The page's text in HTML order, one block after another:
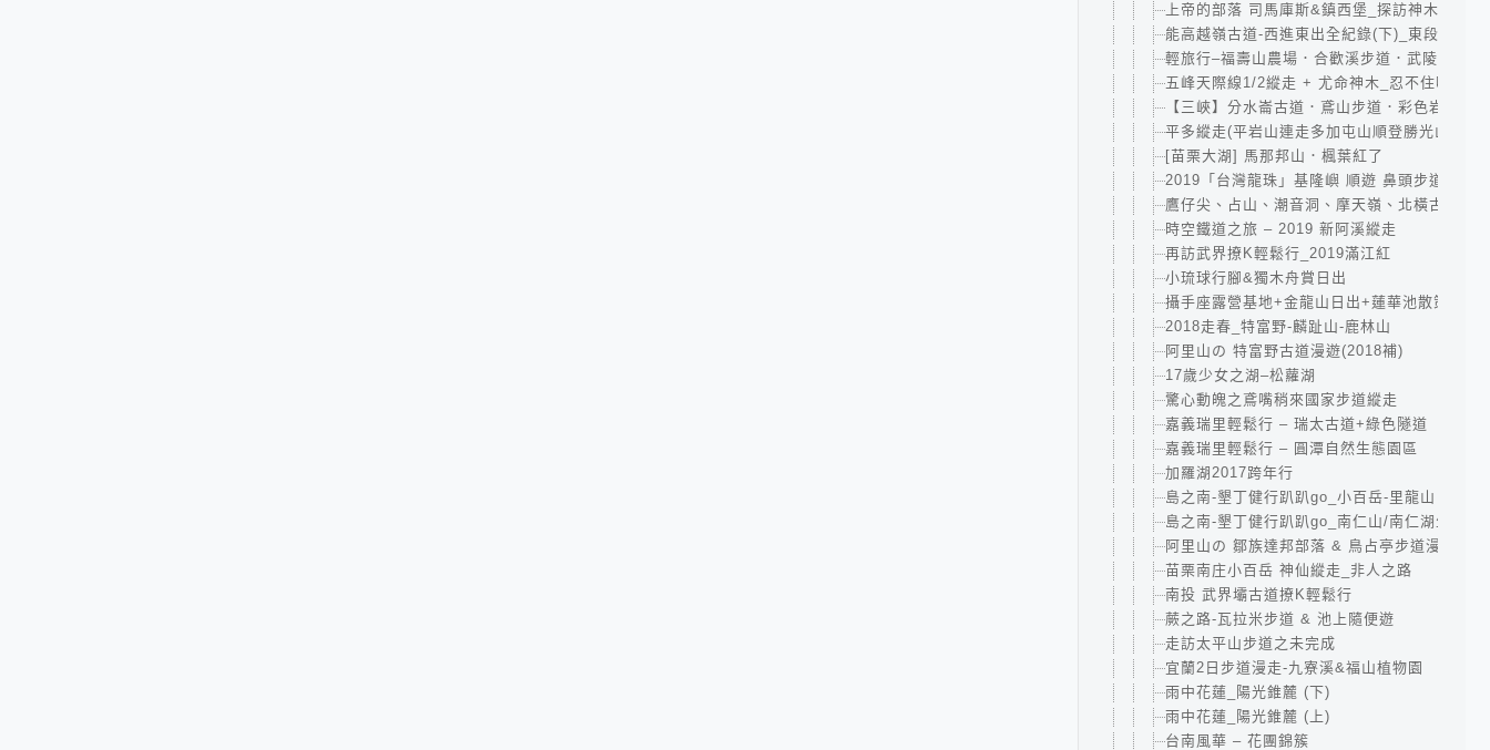
上帝的部落 司馬庫斯&鎮西堡_探訪神木群
能高越嶺古道-西進東出全紀錄(下)_東段+花草
輕旅行–福壽山農場．合歡溪步道．武陵農場
五峰天際線1/2縱走 + 尤命神木_忍不住喊救命
【三峽】分水崙古道．鳶山步道．彩色岩壁
平多縱走(平岩山連走多加屯山順登勝光山)
[苗栗大湖] 馬那邦山．楓葉紅了
2019「台灣龍珠」基隆嶼 順遊 鼻頭步道．潮
鷹仔尖、占山、潮音洞、摩天嶺、北橫古道、
時空鐵道之旅 – 2019 新阿溪縱走
再訪武界撩K輕鬆行_2019滿江紅
小琉球行腳&獨木舟賞日出
攝手座露營基地+金龍山日出+蓮華池散策
2018走春_特富野-麟趾山-鹿林山
阿里山の 特富野古道漫遊(2018補)
17歲少女之湖–松蘿湖
驚心動魄之鳶嘴稍來國家步道縱走
嘉義瑞里輕鬆行 – 瑞太古道+綠色隧道
嘉義瑞里輕鬆行 – 圓潭自然生態園區
加羅湖2017跨年行
島之南-墾丁健行趴趴go_小百岳-里龍山
島之南-墾丁健行趴趴go_南仁山/南仁湖生態保
阿里山の 鄒族達邦部落 & 鳥占亭步道漫遊
苗栗南庄小百岳 神仙縱走_非人之路
南投 武界壩古道撩K輕鬆行
蕨之路-瓦拉米步道 & 池上隨便遊
走訪太平山步道之未完成
宜蘭2日步道漫走-九寮溪&福山植物園
雨中花蓮_陽光錐麓 (下)
雨中花蓮_陽光錐麓 (上)
台南風華 – 花團錦簇